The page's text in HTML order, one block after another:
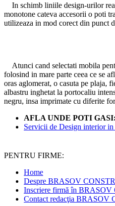
In schimb liniile design-urilor
monotone cateva accesorii o poti
utilizeaza in mod corect din punct
Atunci cand selectati mobila
folosind in mare parte ceea ce se
oras aglomerat, o casuta pe plaja,
albastru inghetat la portocaliu
negru, insa imprimate cu diferite
AFLA UNDE POTI GASI:
Servicii de Design interior
PENTRU FIRME:
Home
Despre BRASOV
Inscriere firmă în
Contact redacţia BRASOV